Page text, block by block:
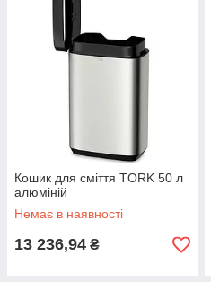
Кошик для сміття TORK 50 л
алюміній
Немає в наявності
13 236,94 ₴